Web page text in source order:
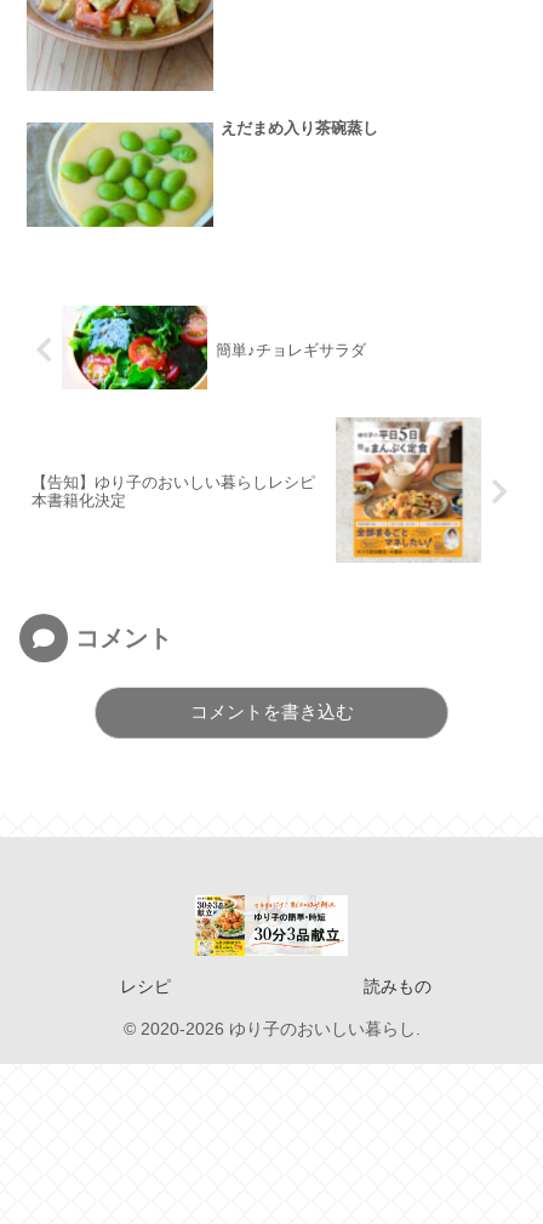
えだまめ入り茶碗蒸し
簡単♪チョレギサラダ
【告知】ゆり子のおいしい暮らしレシピ
本書籍化決定
コメント
コメントを書き込む
レシピ 読みもの
© 2020-2026 ゆり子のおいしい暮らし.